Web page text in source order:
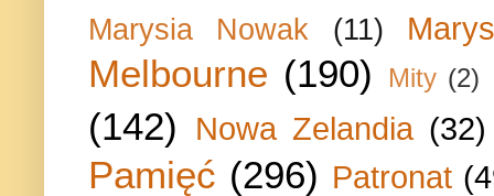
Marysia Nowak (11)
Melbourne (190) Mity (2)
(142) Nowa Zelandia (32)
Pamięć (296) Patronat